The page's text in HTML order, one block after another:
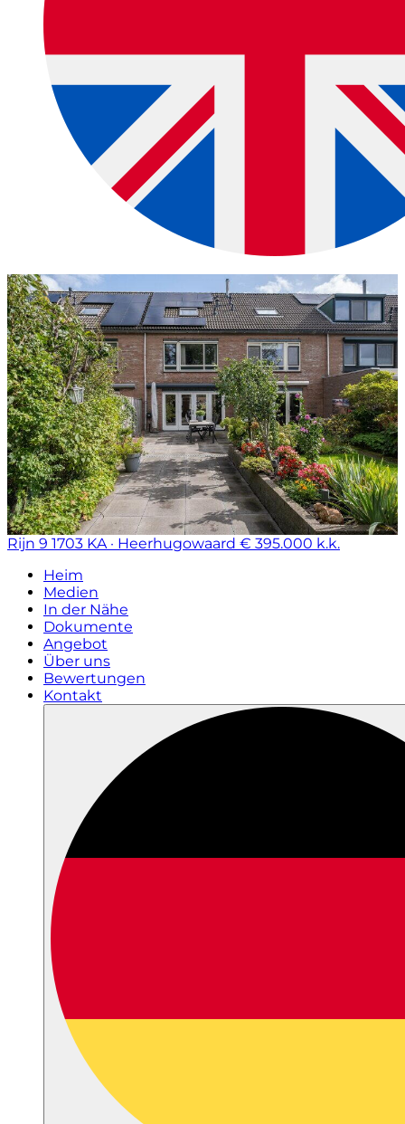
Rijn 9 1703 KA · Heerhugowaard € 395.000 k.k.
Heim
Medien
In der Nähe
Dokumente
Angebot
Über uns
Bewertungen
Kontakt